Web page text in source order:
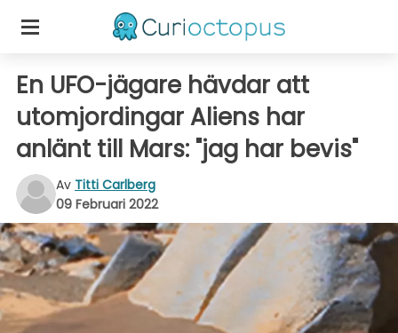
En UFO-jägare hävdar att
utomjordingar Aliens har
anlänt till Mars: "jag har bevis"
Av Titti Carlberg
09 Februari 2022